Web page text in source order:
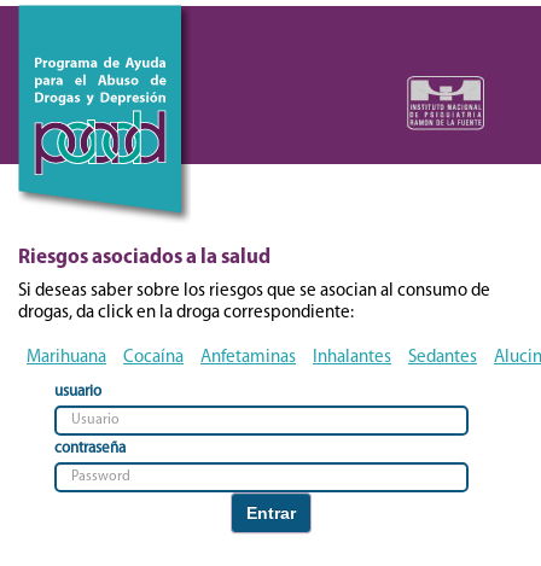
Riesgos asociados a la salud
Si deseas saber sobre los riesgos que se asocian al consumo de
drogas, da click en la droga correspondiente:
Marihuana Cocaína Anfetaminas Inhalantes Sedantes
usuario
contraseña
Entrar